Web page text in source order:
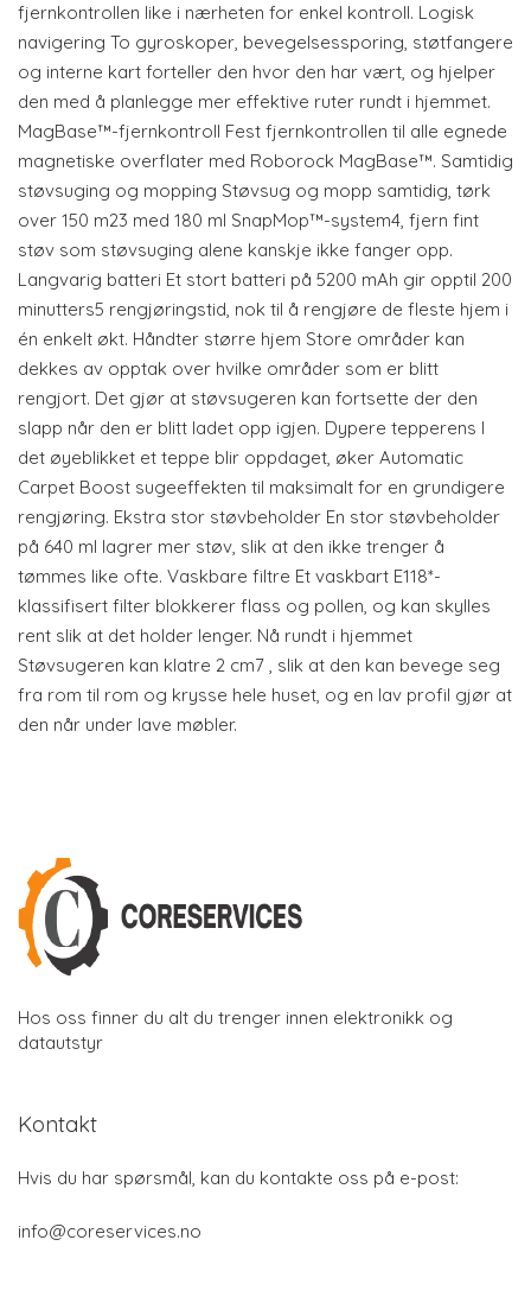
fjernkontrollen like i nærheten for enkel kontroll. Logisk
navigering To gyroskoper, bevegelsessporing, støtfangere
og interne kart forteller den hvor den har vært, og hjelper
den med å planlegge mer effektive ruter rundt i hjemmet.
MagBase™-fjernkontroll Fest fjernkontrollen til alle egnede
magnetiske overflater med Roborock MagBase™. Samtidig
støvsuging og mopping Støvsug og mopp samtidig, tørk
over 150 m23 med 180 ml SnapMop™-system4, fjern fint
støv som støvsuging alene kanskje ikke fanger opp.
Langvarig batteri Et stort batteri på 5200 mAh gir opptil 200
minutters5 rengjøringstid, nok til å rengjøre de fleste hjem i
én enkelt økt. Håndter større hjem Store områder kan
dekkes av opptak over hvilke områder som er blitt
rengjort. Det gjør at støvsugeren kan fortsette der den
slapp når den er blitt ladet opp igjen. Dypere tepperens I
det øyeblikket et teppe blir oppdaget, øker Automatic
Carpet Boost sugeeffekten til maksimalt for en grundigere
rengjøring. Ekstra stor støvbeholder En stor støvbeholder
på 640 ml lagrer mer støv, slik at den ikke trenger å
tømmes like ofte. Vaskbare filtre Et vaskbart E118*-
klassifisert filter blokkerer flass og pollen, og kan skylles
rent slik at det holder lenger. Nå rundt i hjemmet
Støvsugeren kan klatre 2 cm7 , slik at den kan bevege seg
fra rom til rom og krysse hele huset, og en lav profil gjør at
den når under lave møbler.
Hos oss finner du alt du trenger innen elektronikk og
datautstyr
Kontakt
Hvis du har spørsmål, kan du kontakte oss på e-post:
info@coreservices.no